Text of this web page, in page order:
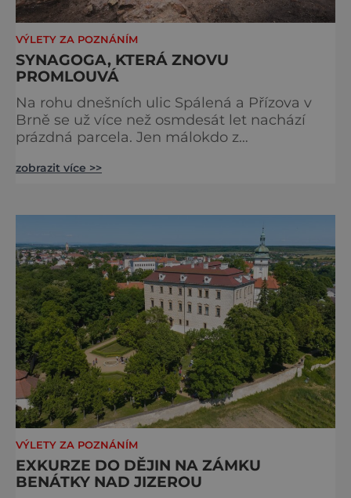
VÝLETY ZA POZNÁNÍM
SYNAGOGA, KTERÁ ZNOVU
PROMLOUVÁ
Na rohu dnešních ulic Spálená a Přízova v
Brně se už více než osmdesát let nachází
prázdná parcela. Jen málokdo z
z největších synagog v českých zemích –
Velká synagoga byla slavnostně otevřena v
roce 1856, v době, kdy se město proměňovalo
v p
zobrazit více >>
VÝLETY ZA POZNÁNÍM
EXKURZE DO DĚJIN NA ZÁMKU
BENÁTKY NAD JIZEROU